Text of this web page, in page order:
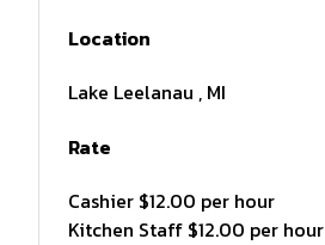
Location
Lake Leelanau , MI
Rate
Cashier $12.00 per hour
Kitchen Staff $12.00 per hour